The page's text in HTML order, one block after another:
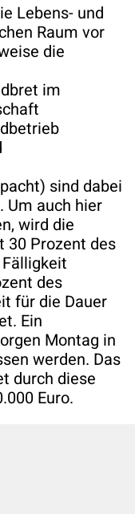
Lebens- und
Raum vor
die
im
sind dabei
Um auch hier
wird die
30 Prozent des
des
für die Dauer
Ein
Montag in
werden. Das
durch diese
Euro.